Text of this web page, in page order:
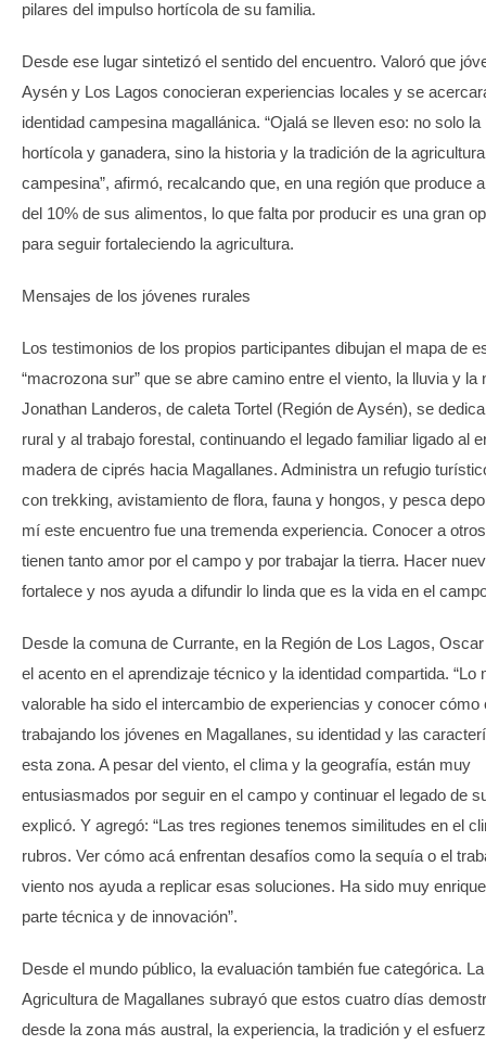
pilares del impulso hortícola de su familia.
Desde ese lugar sintetizó el sentido del encuentro. Valoró que
Aysén y Los Lagos conocieran experiencias locales y se
identidad campesina magallánica. “Ojalá se lleven eso: no solo
hortícola y ganadera, sino la historia y la tradición de la
campesina”, afirmó, recalcando que, en una región que produce
del 10% de sus alimentos, lo que falta por producir es una gran
para seguir fortaleciendo la agricultura.
Mensajes de los jóvenes rurales
Los testimonios de los propios participantes dibujan el mapa de
“macrozona sur” que se abre camino entre el viento, la lluvia y la
Jonathan Landeros, de caleta Tortel (Región de Aysén), se
rural y al trabajo forestal, continuando el legado familiar ligado al
madera de ciprés hacia Magallanes. Administra un refugio
con trekking, avistamiento de flora, fauna y hongos, y pesca
mí este encuentro fue una tremenda experiencia. Conocer a
tienen tanto amor por el campo y por trabajar la tierra. Hacer
fortalece y nos ayuda a difundir lo linda que es la vida en el
Desde la comuna de Currante, en la Región de Los Lagos,
el acento en el aprendizaje técnico y la identidad compartida. “Lo
valorable ha sido el intercambio de experiencias y conocer cómo
trabajando los jóvenes en Magallanes, su identidad y las
esta zona. A pesar del viento, el clima y la geografía, están muy
entusiasmados por seguir en el campo y continuar el legado de
explicó. Y agregó: “Las tres regiones tenemos similitudes en el
rubros. Ver cómo acá enfrentan desafíos como la sequía o el
viento nos ayuda a replicar esas soluciones. Ha sido muy
parte técnica y de innovación”.
Desde el mundo público, la evaluación también fue categórica.
Agricultura de Magallanes subrayó que estos cuatro días
desde la zona más austral, la experiencia, la tradición y el